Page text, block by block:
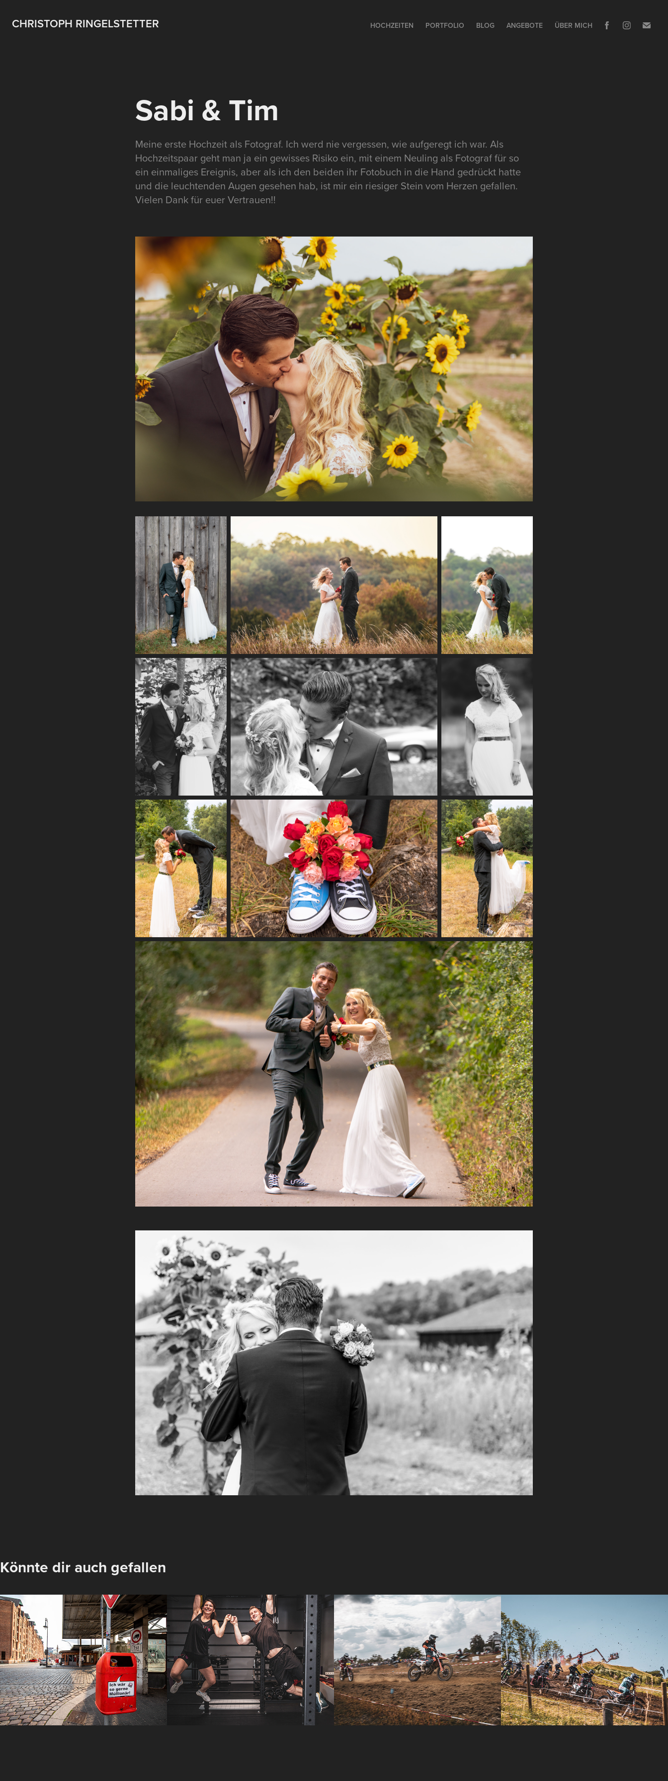
CHRISTOPH RINGELSTETTER HOCHZEITEN PORTFOLIO BLOG ANGEBOTE ÜBER MICH
Sabi & Tim
Meine erste Hochzeit als Fotograf. Ich werd nie vergessen, wie aufgeregt ich war. Als
Hochzeitspaar geht man ja ein gewisses Risiko ein, mit einem Neuling als Fotograf für so
ein einmaliges Ereignis, aber als ich den beiden ihr Fotobuch in die Hand gedrückt hatte
und die leuchtenden Augen gesehen hab, ist mir ein riesiger Stein vom Herzen gefallen.
Vielen Dank für euer Vertrauen!!
Könnte dir auch gefallen
Hamburger
Mülleimer
2019
Spaß im
Fitnessstudio
2022
Schurwälder
Stoppelcross
2022
INT. 61. ADAC
MOTOCROSS
AICHWALD 2023
2023